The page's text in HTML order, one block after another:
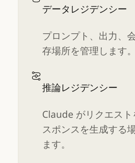
データレジデンシー
プロンプト、出力、
存場所を管理します。
推論レジデンシー
Claude がリクエス
スポンスを生成する
ます。